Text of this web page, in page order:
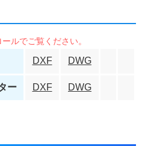
DXF DWG
ー DXF DWG